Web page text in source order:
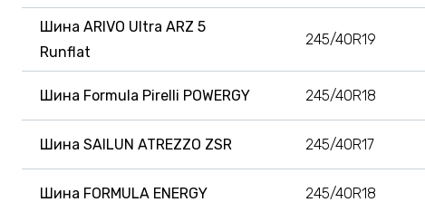
Шина ARIVO Ultra ARZ 5
Runflat
245/40R19
Шина Formula Pirelli POWERGY 245/40R18
Шина SAILUN ATREZZO ZSR 245/40R17
Шина FORMULA ENERGY 245/40R18